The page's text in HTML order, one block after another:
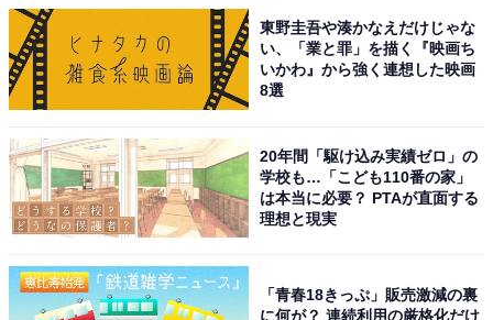
動。アイドルにとどまらず、モデルや俳優などマルチな
才能を発揮し続けています。近年は主演ドラマや映画が
大きな話題を巻き起こすなど、目黒さんの一挙手一投足
に世間が注目。クールなビジュアルとは裏腹に、内に秘
めた熱い情熱や仲間思いな性格もファンの心をつかんで
離しません。
回答者からは、「目力があり色々意欲的な所が素晴らし
いから」（30代女性／宮城県）、「お笑い担当しすぎな
い雰囲気でよくテレビでみるがあまり不快感もない感じ
東野圭吾や湊かなえだけじゃな
い、「業と罪」を描く『映画ち
いかわ』から強く連想した映画
8選
20年間「駆け込み実績ゼロ」の
学校も…「こども110番の家」
は本当に必要？ PTAが直面する
理想と現実
「青春18きっぷ」販売激減の裏
に何が？ 連続利用の厳格化だけ